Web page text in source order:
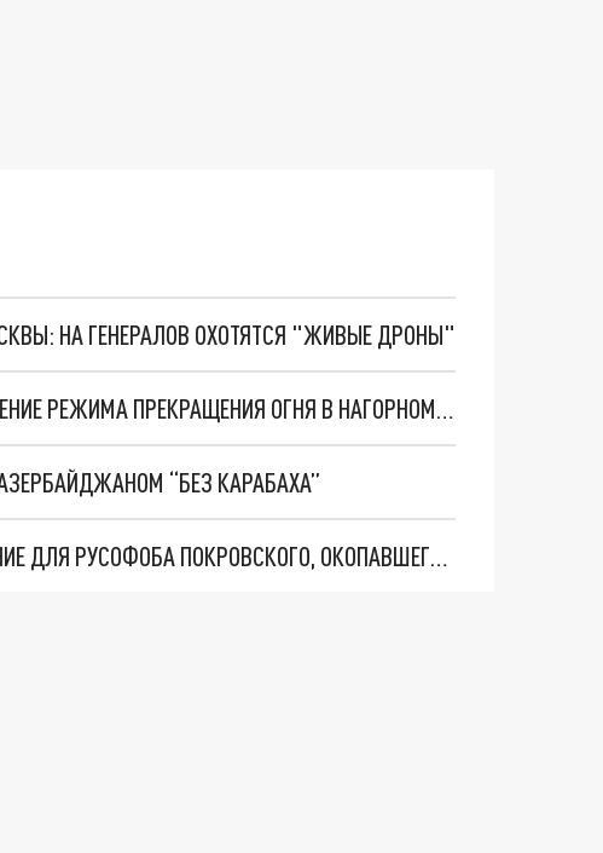
НА ГЕНЕРАЛОВ ОХОТЯТСЯ "ЖИВЫЕ ДРОНЫ"
МИНОБОРОНЫ РОССИИ ПОДТВЕРДИЛО НАРУШЕНИЕ РЕЖИМА ПРЕКРАЩЕНИЯ ОГНЯ В НАГОРНОМ КАРАБАХЕ
“БЕЗ КАРАБАХА”
ШАХНАЗАРОВ НАШЁЛ ИДЕАЛЬНОЕ ОПРЕДЕЛЕНИЕ ДЛЯ РУСОФОБА ПОКРОВСКОГО, ОКОПАВШЕГОСЯ В АРМЕНИИ